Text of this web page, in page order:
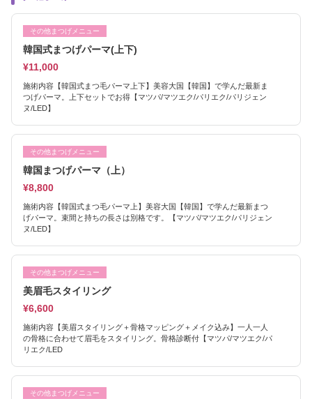
その他まつげメニュー
韓国式まつげパーマ(上下)
¥11,000
施術内容【韓国式まつ毛パーマ上下】美容大国【韓国】で学んだ最新ま
つげパーマ。上下セットでお得【マツパ/マツエク/パリエク/パリジェン
ヌ/LED】
その他まつげメニュー
韓国まつげパーマ（上）
¥8,800
施術内容【韓国式まつ毛パーマ上】美容大国【韓国】で学んだ最新まつ
げパーマ。束間と持ちの長さは別格です。【マツパ/マツエク/パリジェン
ヌ/LED】
その他まつげメニュー
美眉毛スタイリング
¥6,600
施術内容【美眉スタイリング＋骨格マッピング＋メイク込み】一人一人
の骨格に合わせて眉毛をスタイリング。骨格診断付【マツパ/マツエク/パ
リエク/LED
その他まつげメニュー